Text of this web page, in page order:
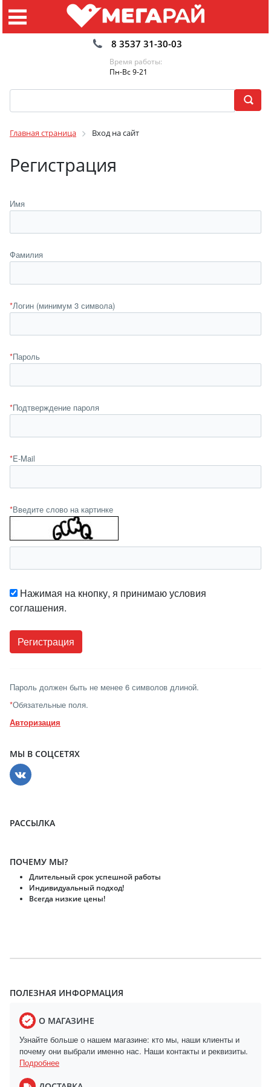
8 3537 31-30-03
Время работы:
Пн-Вс 9-21
Главная страница Вход на сайт
Регистрация
Имя
Фамилия
*Логин (минимум 3 символа)
*Пароль
*Подтверждение пароля
*E-Mail
*Введите слово на картинке
Нажимая на кнопку, я принимаю условия
соглашения.
Пароль должен быть не менее 6 символов длиной.
*Обязательные поля.
Авторизация
МЫ В СОЦСЕТЯХ
РАССЫЛКА
ПОЧЕМУ МЫ?
Длительный срок успешной работы
Индивидуальный подход!
Всегда низкие цены!
ПОЛЕЗНАЯ ИНФОРМАЦИЯ
О МАГАЗИНЕ
Узнайте больше о нашем магазине: кто мы, наши клиенты и
почему они выбрали именно нас. Наши контакты и реквизиты.
Подробнее